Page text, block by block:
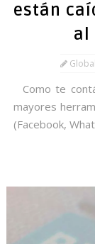
están
al
Como te
mayores
(Facebook,